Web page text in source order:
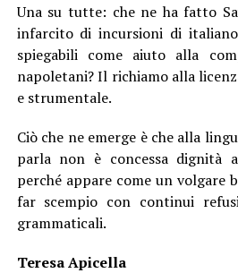
Una su tutte: che ne ha fatto
infarcito di incursioni di
spiegabili come aiuto alla
napoletani? Il richiamo alla
e strumentale.
Ciò che ne emerge è che alla
parla non è concessa dignità
perché appare come un volgare
far scempio con continui
grammaticali.
Teresa Apicella